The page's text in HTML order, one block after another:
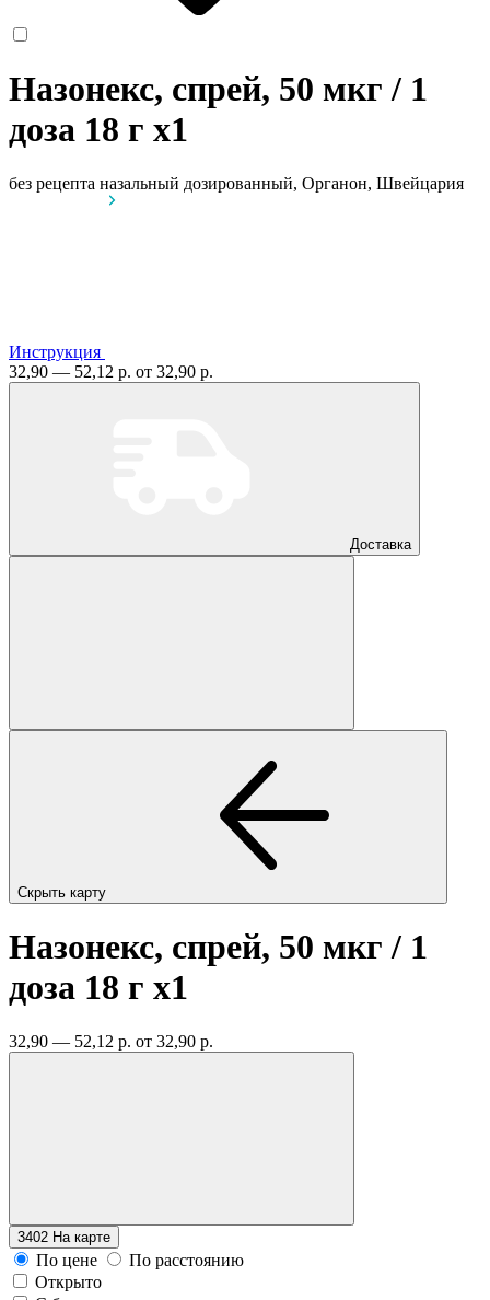
Назонекс, спрей, 50 мкг / 1
доза 18 г x1
без рецепта назальный дозированный, Органон, Швейцария
Инструкция
32,90 — 52,12 р. от 32,90 р.
Доставка
Скрыть карту
Назонекс, спрей, 50 мкг / 1
доза 18 г x1
32,90 — 52,12 р. от 32,90 р.
3402 На карте
По цене
По расстоянию
Открыто